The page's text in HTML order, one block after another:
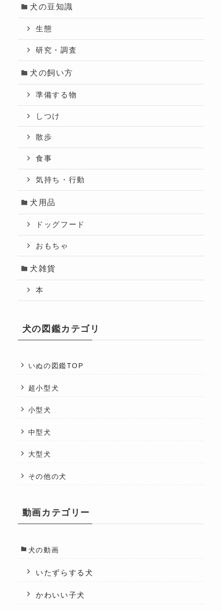
犬の豆知識
生態
研究・調査
犬の飼い方
準備する物
しつけ
散歩
食事
気持ち・行動
犬用品
ドッグフード
おもちゃ
犬雑貨
本
犬の図鑑カテゴリ
いぬの図鑑TOP
超小型犬
小型犬
中型犬
大型犬
その他の犬
動画カテゴリー
犬の動画
いたずらする犬
かわいい子犬